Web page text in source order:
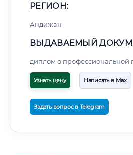
РЕГИОН:
Андижан
ВЫДАВАЕМЫЙ
диплом о профессиональной
Узнать цену Написать в Max
Задать вопрос в Telegram